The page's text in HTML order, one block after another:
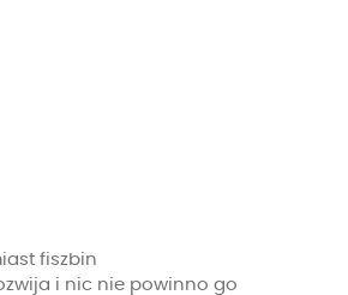
fiszbin
i nic nie powinno go